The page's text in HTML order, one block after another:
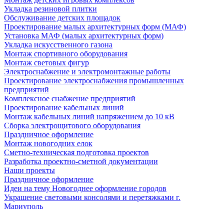
Укладка резиновой плитки
Обслуживание детских площадок
Проектирование малых архитектурных форм (МАФ)
Установка МАФ (малых архитектурных форм)
Укладка искусственного газона
Монтаж спортивного оборудования
Монтаж световых фигур
Электроснабжение и электромонтажные работы
Проектирование электроснабжения промышленных
предприятий
Комплексное снабжение предприятий
Проектирование кабельных линий
Монтаж кабельных линий напряжением до 10 кВ
Сборка электрощитового оборудования
Праздничное оформление
Монтаж новогодних елок
Сметно-техническая подготовка проектов
Разработка проектно-сметной документации
Наши проекты
Праздничное оформление
Идеи на тему Новогоднее оформление городов
Украшение световыми консолями и перетяжками г.
Мариуполь